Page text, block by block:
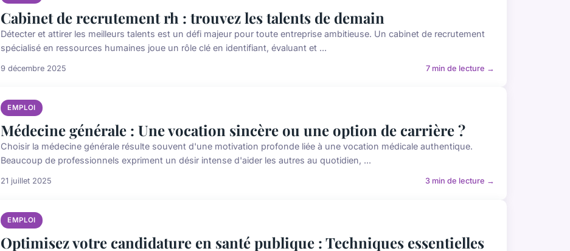
Cabinet de recrutement rh : trouvez les talents de demain
Détecter et attirer les meilleurs talents est un défi majeur pour toute entreprise ambitieuse. Un cabinet de recrutement
spécialisé en ressources humaines joue un rôle clé en identifiant, évaluant et ...
9 décembre 2025 7 min de lecture →
EMPLOI
Médecine générale : Une vocation sincère ou une option de carrière ?
Choisir la médecine générale résulte souvent d'une motivation profonde liée à une vocation médicale authentique.
Beaucoup de professionnels expriment un désir intense d'aider les autres au quotidien, ...
21 juillet 2025 3 min de lecture →
EMPLOI
Optimisez votre candidature en santé publique : Techniques essentielles